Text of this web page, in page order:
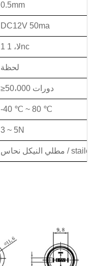
0.5mm
DC12V 50ma
1 لا، 1nc
لحظة
≥50،000 دورات
-40 ℃ ~ 80 ℃
3 ~ 5N